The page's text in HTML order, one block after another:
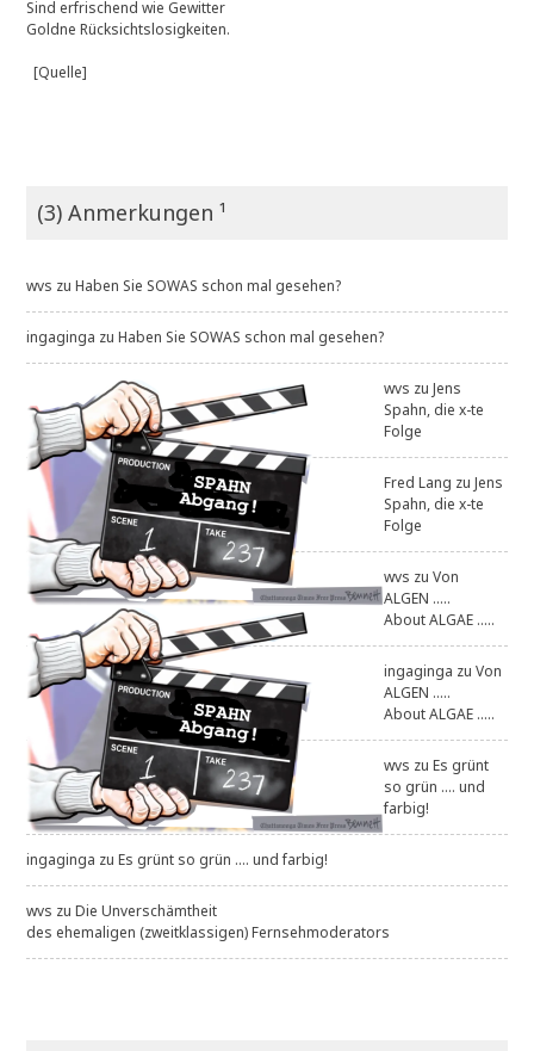
Sind erfrischend wie Gewitter
Goldne Rücksichtslosigkeiten.
[Quelle]
(3) Anmerkungen ¹
wvs zuHaben Sie SOWAS schon mal gesehen?
ingaginga zuHaben Sie SOWAS schon mal gesehen?
wvs zuJens
Spahn, die x-te
Folge
Fred Lang zuJens
Spahn, die x-te
Folge
wvs zuVon
ALGEN .....
About ALGAE .....
ingaginga zuVon
ALGEN .....
About ALGAE .....
wvs zuEs grünt
so grün .... und
farbig!
ingaginga zuEs grünt so grün .... und farbig!
wvs zuDie Unverschämtheit
des ehemaligen (zweitklassigen) Fernsehmoderators